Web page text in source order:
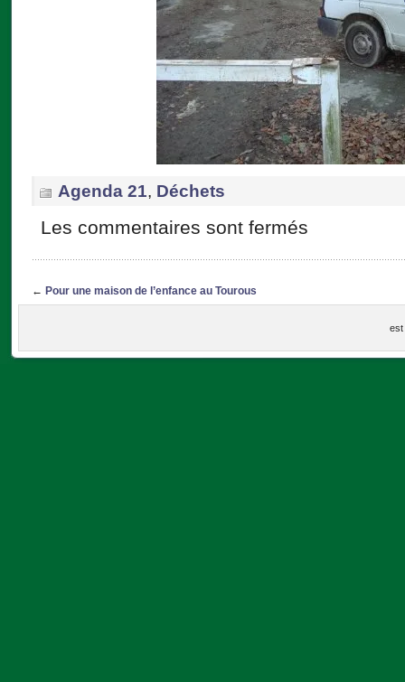
Agenda 21, Déchets
Les commentaires sont fermés
← Pour une maison de l’enfance au Tourous